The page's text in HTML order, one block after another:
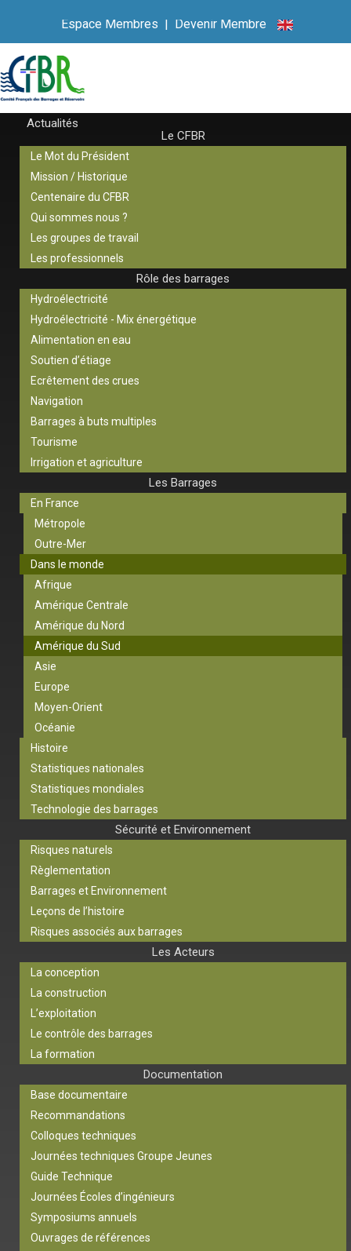
Espace Membres | Devenir Membre
Actualités
Le CFBR
Le Mot du Président
Mission / Historique
Centenaire du CFBR
Qui sommes nous ?
Les groupes de travail
Les professionnels
Rôle des barrages
Hydroélectricité
Hydroélectricité - Mix énergétique
Alimentation en eau
Soutien d’étiage
Ecrêtement des crues
Navigation
Barrages à buts multiples
Tourisme
Irrigation et agriculture
Les Barrages
En France
Métropole
Outre-Mer
Dans le monde
Afrique
Amérique Centrale
Amérique du Nord
Amérique du Sud
Asie
Europe
Moyen-Orient
Océanie
Histoire
Statistiques nationales
Statistiques mondiales
Technologie des barrages
Sécurité et Environnement
Risques naturels
Règlementation
Barrages et Environnement
Leçons de l’histoire
Risques associés aux barrages
Les Acteurs
La conception
La construction
L’exploitation
Le contrôle des barrages
La formation
Documentation
Base documentaire
Recommandations
Colloques techniques
Journées techniques Groupe Jeunes
Guide Technique
Journées Écoles d’ingénieurs
Symposiums annuels
Ouvrages de références